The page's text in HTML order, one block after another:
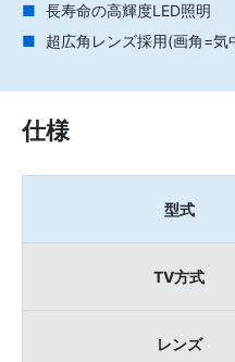
長寿命の高輝度LED照明
超広角レンズ採用(画角=気
仕様
型式
TV方式
レンズ